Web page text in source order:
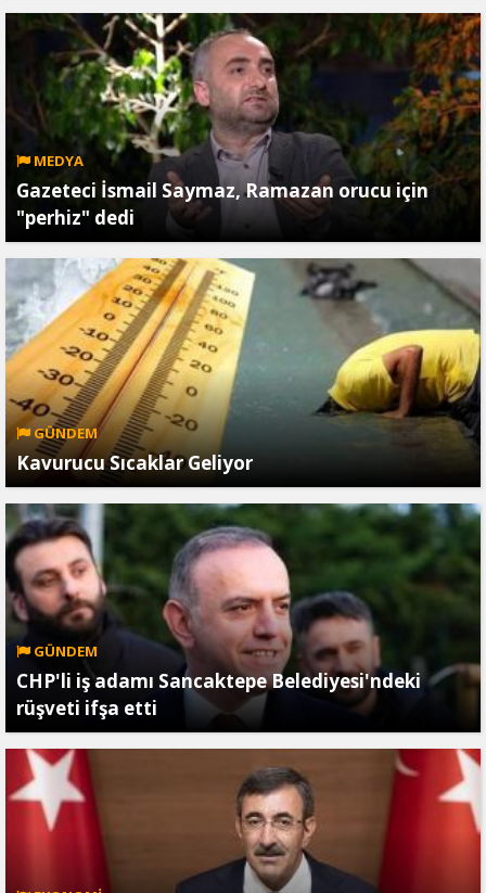
MEDYA
Gazeteci İsmail Saymaz, Ramazan orucu için
"perhiz" dedi
GÜNDEM
Kavurucu Sıcaklar Geliyor
GÜNDEM
CHP'li iş adamı Sancaktepe Belediyesi'ndeki
rüşveti ifşa etti